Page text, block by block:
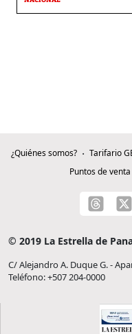
¿Quiénes somos? Tarifario
Puntos de venta
© 2019 La Estrella de
C/ Alejandro A. Duque G. -
Teléfono: +507 204-0000